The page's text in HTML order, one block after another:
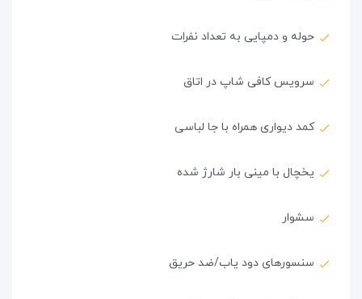
حوله و دمپایی به تعداد نفرات
سرویس کافی شاپ در اتاق
کمد دیواری همراه با جا لباسی
یخچال با مینی بار شارژ شده
سشوار
سنسورهای دود یاب/ضد حریق